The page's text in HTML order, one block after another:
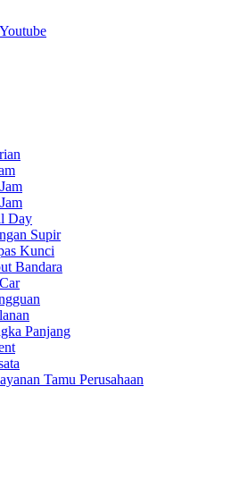
Youtube
Day
Supir
Kunci
Bandara
Panjang
Tamu Perusahaan